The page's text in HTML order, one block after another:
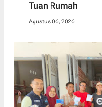
Tuan Rumah
Agustus 06, 2026